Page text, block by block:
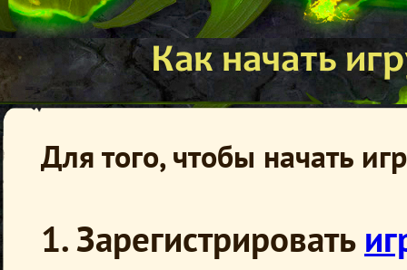
Как начать
Для того, чтобы начать
1. Зарегистрировать